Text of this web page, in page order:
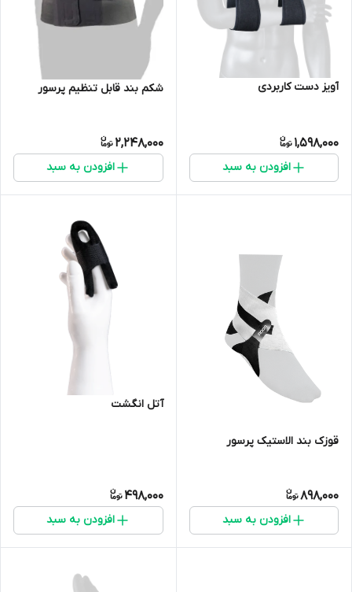
آویز دست کاربردی
1,598,000
افزودن به سبد
شکم بند قابل تنظیم پرسور
2,248,000
افزودن به سبد
قوزک بند الاستیک پرسور
898,000
افزودن به سبد
آتل انگشت
498,000
افزودن به سبد